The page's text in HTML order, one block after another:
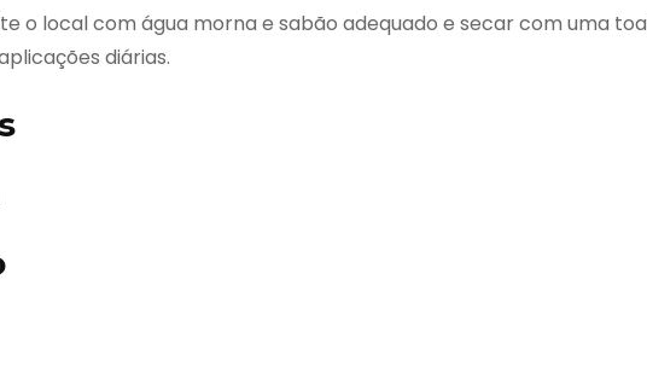
o local com água morna e sabão adequado e secar com uma
diárias.